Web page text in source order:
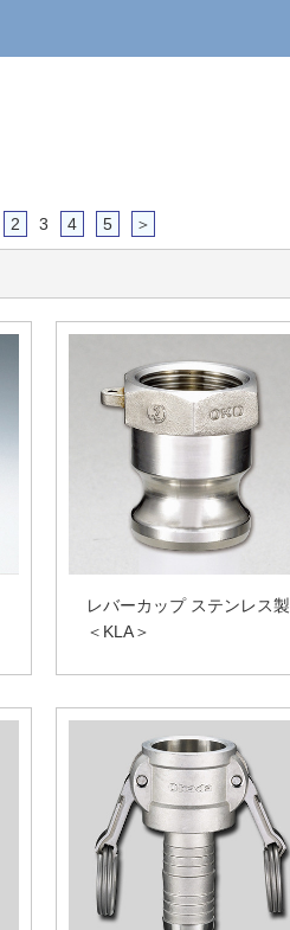
2 3 4 5 ＞
レバーカップ ステンレス製
＜KLA＞